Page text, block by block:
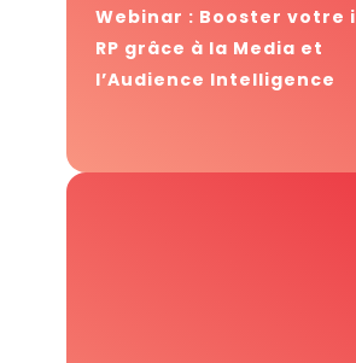
Webinar : Booster votre
RP grâce à la Media et
l’Audience Intelligence